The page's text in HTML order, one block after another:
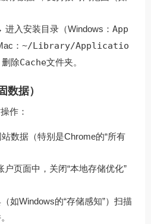
进入安装目录（Windows： App
： ~/Library/Applicatio
除Cache文件夹。
数据）
作：
数据（特别是Chrome的“所有
户页面中，关闭“本地存储优化”
如Windows的“存储感知”）扫描